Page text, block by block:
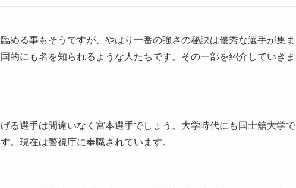
める事もそうですが、やはり一番の強さの秘訣は優秀な選手が集ま
的にも名を知られるような人たちです。その一部を紹介していきま
る選手は間違いなく宮本選手でしょう。大学時代にも国士舘大学で
。現在は警視庁に奉職されています。